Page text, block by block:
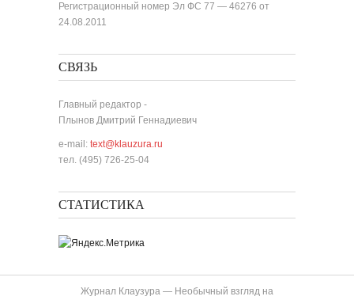
Регистрационный номер Эл ФС 77 — 46276 от
24.08.2011
СВЯЗЬ
Главный редактор -
Плынов Дмитрий Геннадиевич
e-mail: text@klauzura.ru
тел. (495) 726-25-04
СТАТИСТИКА
Журнал Клаузура — Необычный взгляд на